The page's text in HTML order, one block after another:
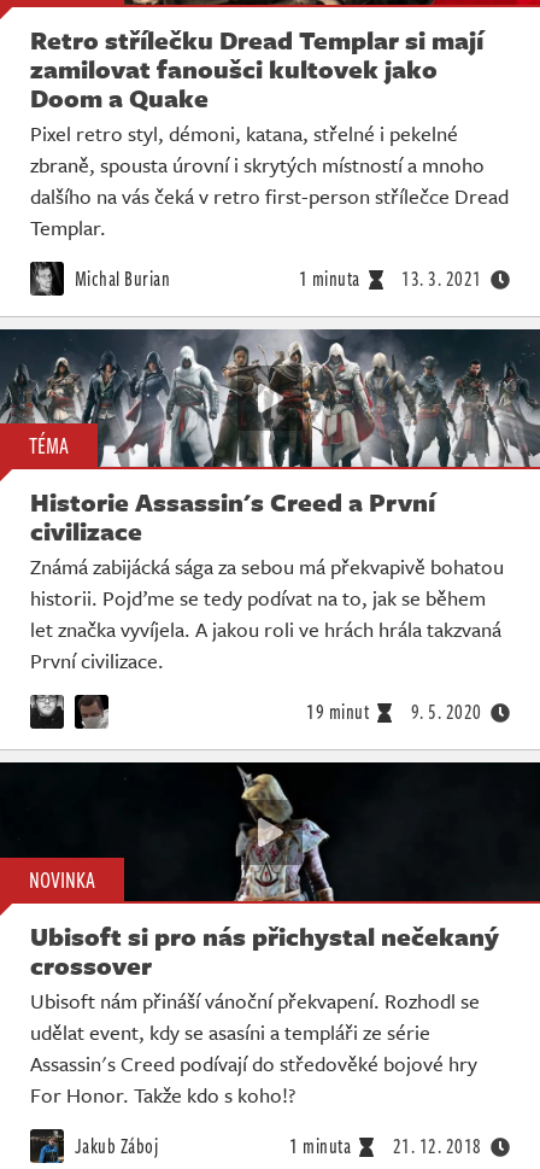
Retro střílečku Dread Templar si mají
zamilovat fanoušci kultovek jako
Doom a Quake
Pixel retro styl, démoni, katana, střelné i pekelné
zbraně, spousta úrovní i skrytých místností a mnoho
dalšího na vás čeká v retro first-person střílečce Dread
Templar.
Michal Burian 1 minuta 13. 3. 2021
TÉMA
Historie Assassin's Creed a První
civilizace
Známá zabijácká sága za sebou má překvapivě bohatou
historii. Pojďme se tedy podívat na to, jak se během
let značka vyvíjela. A jakou roli ve hrách hrála takzvaná
První civilizace.
19 minut 9. 5. 2020
NOVINKA
Ubisoft si pro nás přichystal nečekaný
crossover
Ubisoft nám přináší vánoční překvapení. Rozhodl se
udělat event, kdy se asasíni a templáři ze série
Assassin's Creed podívají do středověké bojové hry
For Honor. Takže kdo s koho!?
Jakub Záboj 1 minuta 21. 12. 2018